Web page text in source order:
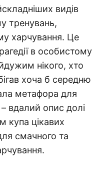
видів
тренувань,
харчування. Це
в особистому
нікого, хто
хоча б середню
метафора для
вдалий опис долі
купа цікавих
смачного та